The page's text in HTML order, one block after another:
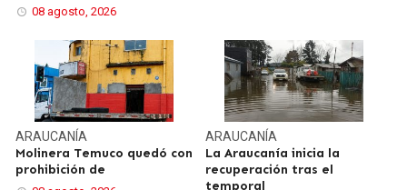
08 agosto, 2026
ARAUCANÍA
Molinera Temuco quedó con
prohibición de
ARAUCANÍA
La Araucanía inicia la
recuperación tras el
temporal